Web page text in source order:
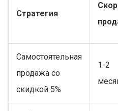
Стратегия
Самостоятельная
продажа со
скидкой 5%
1-2